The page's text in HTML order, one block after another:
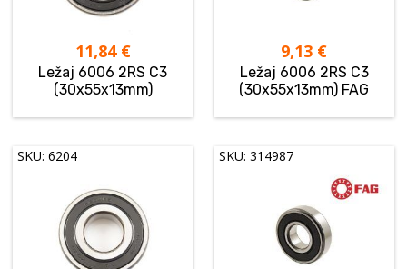
11,84 €
Ležaj 6006 2RS C3
(30x55x13mm)
9,13 €
Ležaj 6006 2RS C3
(30x55x13mm) FAG
SKU: 6204 SKU: 314987